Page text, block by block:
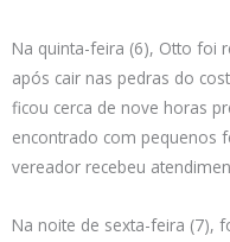
Na quinta-feira (6), Otto foi
após cair nas pedras do
ficou cerca de nove horas
encontrado com pequenos
vereador recebeu
Na noite de sexta-feira (7),